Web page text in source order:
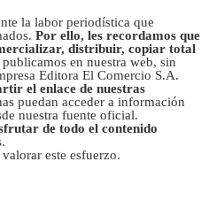
la labor periodística que
Por ello, les recordamos que
distribuir, copiar total
publicamos en nuestra web, sin
Editora El Comercio S.A.
el enlace de nuestras
puedan acceder a información
nuestra fuente oficial.
de todo el contenido
este esfuerzo.